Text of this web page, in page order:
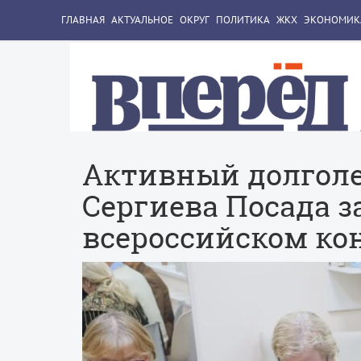
ГЛАВНАЯ АКТУАЛЬНОЕ ОКРУГ ПОЛИТИКА ЖКХ
Активный
Сергиева Посада
всероссийском